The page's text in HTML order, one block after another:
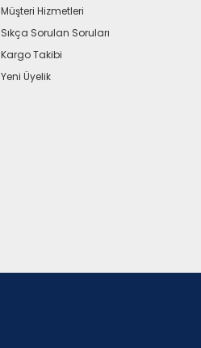
Müşteri Hizmetleri
Sıkça Sorulan Soruları
Kargo Takibi
Yeni Üyelik